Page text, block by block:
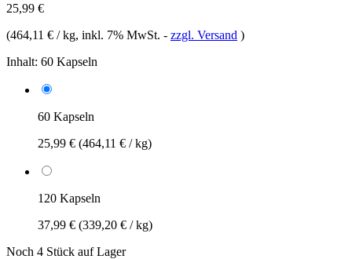
25,99 €
(464,11 € / kg, inkl. 7% MwSt. - zzgl. Versand )
Inhalt: 60 Kapseln
60 Kapseln
25,99 € (464,11 € / kg)
120 Kapseln
37,99 € (339,20 € / kg)
Noch 4 Stück auf Lager